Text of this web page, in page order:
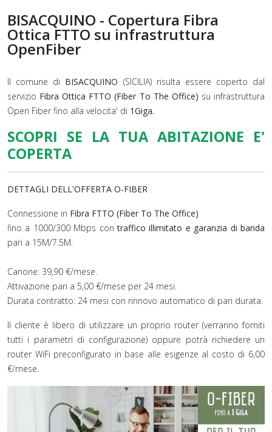
BISACQUINO - Copertura Fibra
Ottica FTTO su infrastruttura
OpenFiber
Il comune di BISACQUINO (SICILIA) risulta essere coperto dal
servizio Fibra Ottica FTTO (Fiber To The Office) su infrastruttura
Open Fiber fino alla velocita' di 1Giga.
SCOPRI SE LA TUA ABITAZIONE E'
COPERTA
DETTAGLI DELL'OFFERTA O-FIBER
Connessione in Fibra FTTO (Fiber To The Office)
fino a 1000/300 Mbps con traffico illimitato e garanzia di banda
pari a 15M/7.5M.
Canone: 39,90 €/mese.
Attivazione pari a 5,00 €/mese per 24 mesi.
Durata contratto: 24 mesi con rinnovo automatico di pari durata.
Il cliente è libero di utilizzare un proprio router (verranno forniti
tutti i parametri di configurazione) oppure potrà richiedere un
router WiFi preconfigurato in base alle esigenze al costo di 6,00
€/mese.